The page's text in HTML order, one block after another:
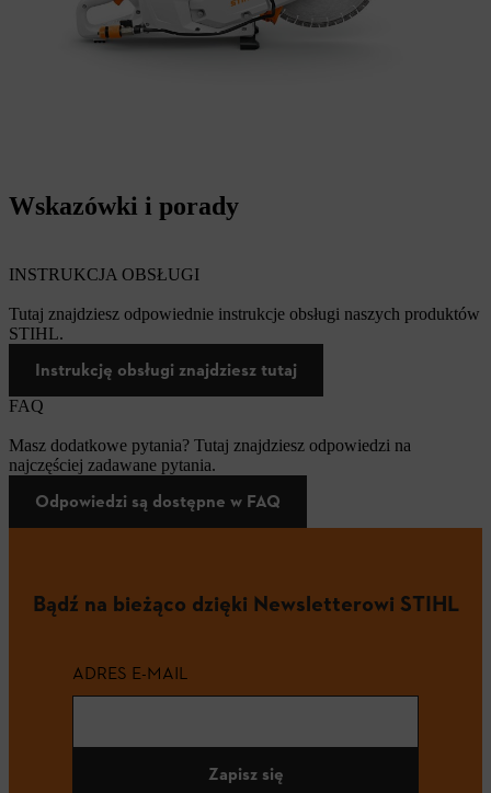
Wskazówki i porady
INSTRUKCJA OBSŁUGI
Tutaj znajdziesz odpowiednie instrukcje obsługi naszych produktów
STIHL.
Instrukcję obsługi znajdziesz tutaj
FAQ
Masz dodatkowe pytania? Tutaj znajdziesz odpowiedzi na
najczęściej zadawane pytania.
Odpowiedzi są dostępne w FAQ
Bądź na bieżąco dzięki Newsletterowi STIHL
ADRES E-MAIL
Zapisz się